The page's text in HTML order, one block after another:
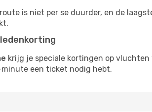
is niet per se duurder, en de
krijg je speciale kortingen op
een ticket nodig hebt.